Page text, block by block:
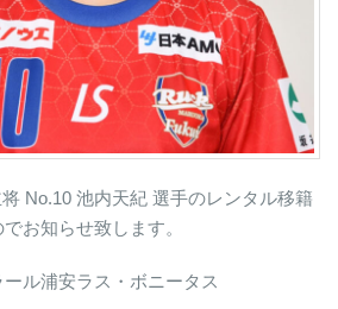
No.10 池内天紀 選手のレンタル移籍
お知らせ致します。
ル浦安ラス・ボニータス